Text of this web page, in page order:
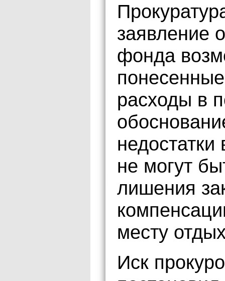
заявление
фонда
расходы в
не могут
лишения
месту
Иск